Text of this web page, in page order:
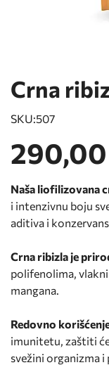
Crna
SKU:507
290,00
Naša liofilizovana
i intenzivnu boju
aditiva i
Crna ribizla je
polifenolima,
mangana.
Redovno
imunitetu, zaštiti
svežini organizma